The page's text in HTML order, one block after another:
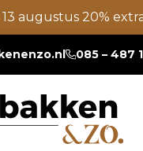
13 augustus 20%
085 – 487